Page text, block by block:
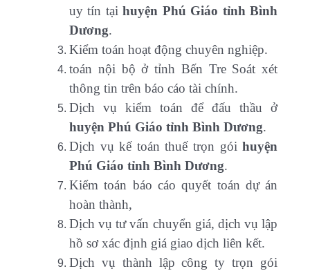
uy tín tạihuyện Phú Giáo tỉnh Bình
Dương.
Kiểm toán hoạt động chuyên nghiệp.
toán nội bộ ở tỉnh Bến Tre Soát xét
thông tin trên báo cáo tài chính.
Dịch vụ kiểm toán để đấu thầu ở
huyện Phú Giáo tỉnh Bình Dương.
Dịch vụ kế toán thuế trọn góihuyện
Phú Giáo tỉnh Bình Dương.
Kiểm toán báo cáo quyết toán dự án
hoàn thành,
Dịch vụ tư vấn chuyển giá, dịch vụ lập
hồ sơ xác định giá giao dịch liên kết.
Dịch vụ thành lập công ty trọn gói